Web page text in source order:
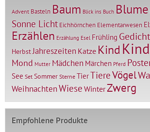
Advent Basteln Baum Blick ins Buch Blume
Sonne Licht Eichhörnchen Elementarwesen
Erzählen Erzählung Esel Frühling
Herbst JahreszeitenKatze Kind
Mond Mutter Mädchen Märchen Pferd
See Set Sommer Sterne TierTiereVögel
WeihnachtenWiese WinterZwerg
Empfohlene Produkte